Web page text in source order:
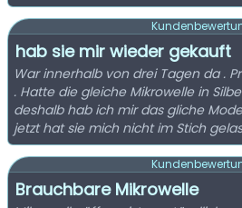
hab sie mir wieder gekauft
War innerhalb von drei Tagen da .
. Hatte die gleiche Mikrowelle in
deshalb hab ich mir das gliche
jetzt hat sie mich nicht im Stich
Brauchbare Mikrowelle